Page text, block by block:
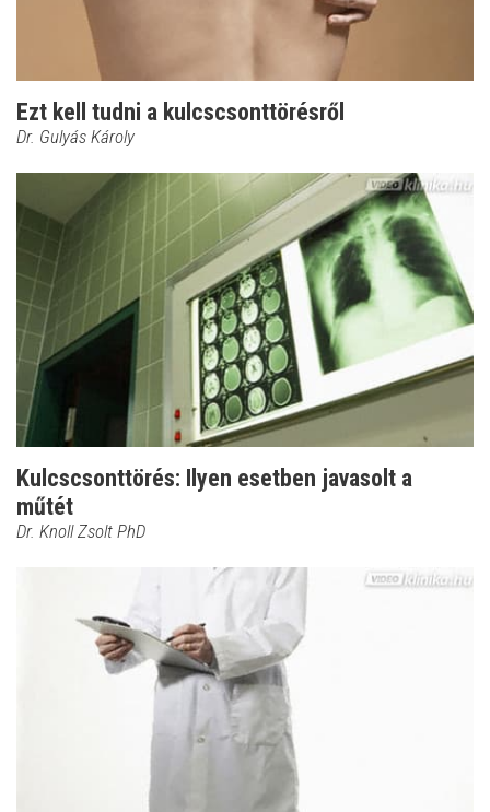
Ezt kell tudni a kulcscsonttörésről
Dr. Gulyás Károly
Kulcscsonttörés: Ilyen esetben javasolt a
műtét
Dr. Knoll Zsolt PhD